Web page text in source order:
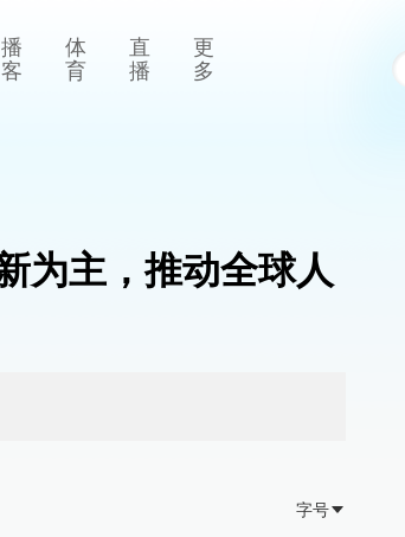
播
客
体
育
直
播
更
多
为主，推动全球人
字号